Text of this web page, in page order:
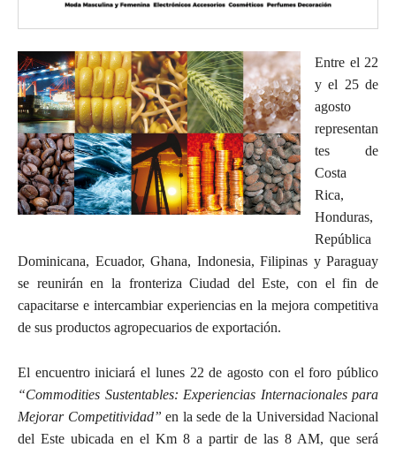
Entre el 22
y el 25 de
agosto
representan
tes de
Costa
Rica,
Honduras,
República
Dominicana, Ecuador, Ghana, Indonesia, Filipinas y Paraguay
se reunirán en la fronteriza Ciudad del Este, con el fin de
capacitarse e intercambiar experiencias en la mejora competitiva
de sus productos agropecuarios de exportación.
El encuentro iniciará el lunes 22 de agosto con el foro público
“Commodities Sustentables: Experiencias Internacionales para
Mejorar Competitividad” en la sede de la Universidad Nacional
del Este ubicada en el Km 8 a partir de las 8 AM, que será